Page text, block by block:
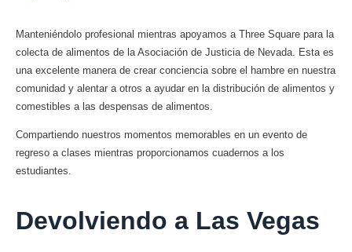
Manteniéndolo profesional mientras apoyamos a Three Square para la
colecta de alimentos de la Asociación de Justicia de Nevada. Esta es
una excelente manera de crear conciencia sobre el hambre en nuestra
comunidad y alentar a otros a ayudar en la distribución de alimentos y
comestibles a las despensas de alimentos.
Compartiendo nuestros momentos memorables en un evento de
regreso a clases mientras proporcionamos cuadernos a los
estudiantes.
Devolviendo a Las Vegas